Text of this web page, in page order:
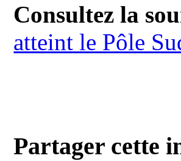
Consultez la
atteint le Pôle
Partager cette